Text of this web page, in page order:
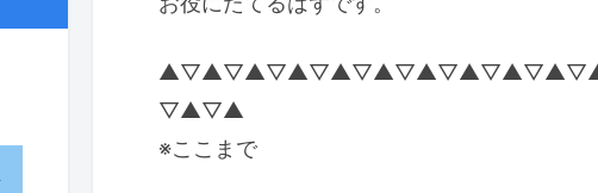
▽▲▽▲
※ここまで